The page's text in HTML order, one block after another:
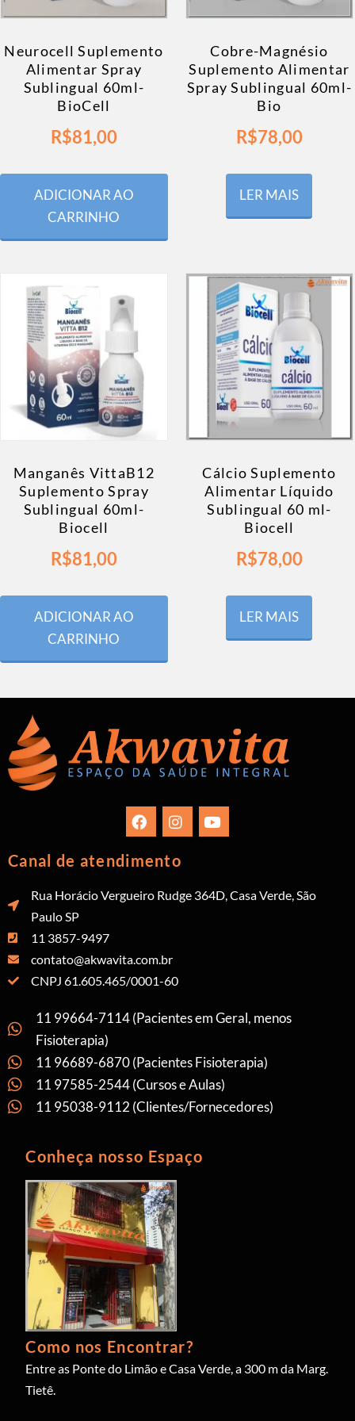
Neurocell Suplemento
Alimentar Spray
Sublingual 60ml-
BioCell
R$81,00
ADICIONAR AO
CARRINHO
Cobre-Magnésio
Suplemento Alimentar
Spray Sublingual 60ml-
Bio
R$78,00
LER MAIS
Manganês VittaB12
Suplemento Spray
Sublingual 60ml-
Biocell
R$81,00
ADICIONAR AO
CARRINHO
Cálcio Suplemento
Alimentar Líquido
Sublingual 60 ml-
Biocell
R$78,00
LER MAIS
Canal de atendimento
Rua Horácio Vergueiro Rudge 364D, Casa Verde, São
Paulo SP
11 3857-9497
contato@akwavita.com.br
CNPJ 61.605.465/0001-60
11 99664-7114 (Pacientes em Geral, menos
Fisioterapia)
11 96689-6870 (Pacientes Fisioterapia)
11 97585-2544 (Cursos e Aulas)
11 95038-9112 (Clientes/Fornecedores)
Conheça nosso Espaço
Como nos Encontrar?
Entre as Ponte do Limão e Casa Verde, a 300 m da Marg.
Tietê.